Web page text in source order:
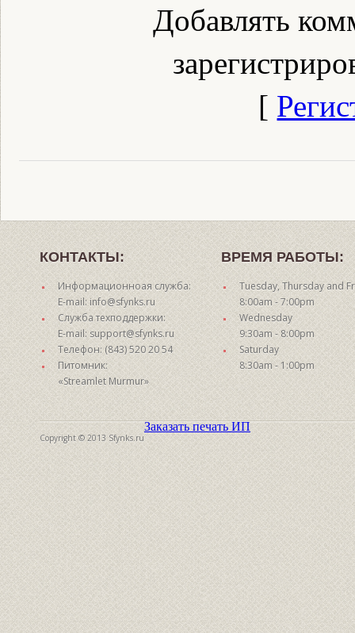
Добавлять
[
КОНТАКТЫ:
Информационноая служба:
E-mail: info@sfynks.ru
Служба техподдержки:
E-mail: support@sfynks.ru
Телефон: (843) 520 20 54
Питомник:
«Streamlet Murmur»
ВРЕМЯ РАБОТЫ:
Tuesday, Thursday and
8:00am - 7:00pm
Wednesday
9:30am - 8:00pm
Saturday
8:30am - 1:00pm
Copyright © 2013 Sfynks.ru
Заказать печать ИП